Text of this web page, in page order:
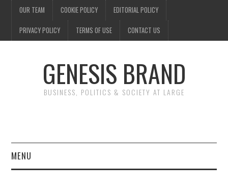
OUR TEAM COOKIE POLICY EDITORIAL POLICY
PRIVACY POLICY TERMS OF USE CONTACT US
GENESIS BRAND
BUSINESS, POLITICS & SOCIETY AT LARGE
MENU